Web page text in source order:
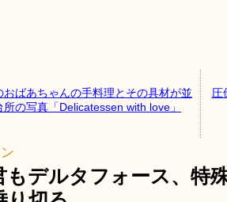
おばあちゃんの手料理とその具材が並
所の写真「Delicatessen with love」
圧
もデルタフォース、特